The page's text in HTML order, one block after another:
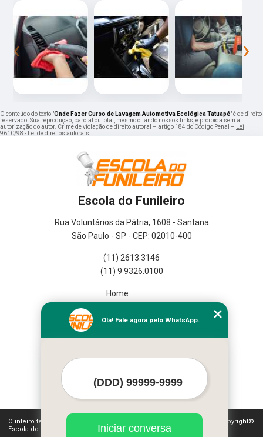
‹ ›
O conteúdo do texto "Onde Fazer Curso de Lavagem Automotiva Ecológica Tatuapé" é de direito
reservado. Sua reprodução, parcial ou total, mesmo citando nossos links, é proibida sem a
autorização do autor. Crime de violação de direito autoral – artigo 184 do Código Penal –
Lei
9610/98 - Lei de direitos autorais
Escola do Funileiro
Rua Voluntários da Pátria, 1608 - Santana
São Paulo - SP - CEP: 02010-400
(11) 2613.3146
(11) 9 9326.0100
Home
Missão
Mapa do site
O inteiro teor deste site está sujeito à proteção de direitos autorais. Copyright©
Escola do Funileiro (Lei 9610 de 19/02/1998)
Olá! Fale agora pelo WhatsApp.
Iniciar conversa